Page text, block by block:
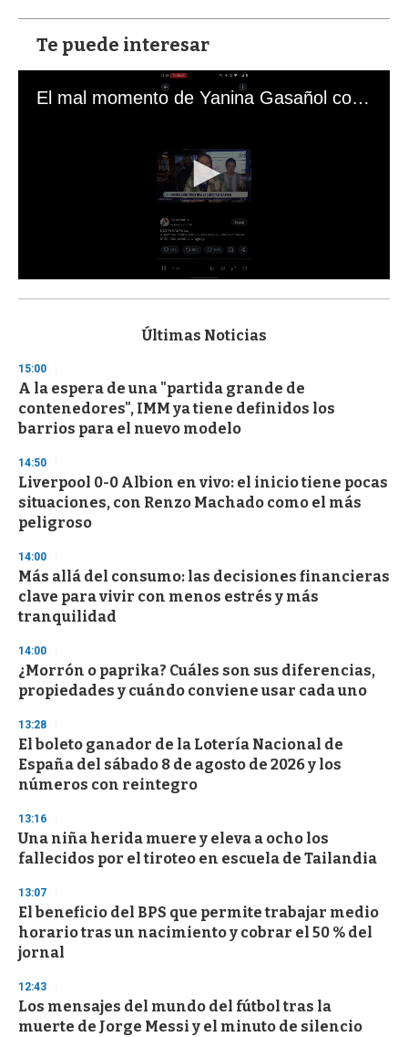
Te puede interesar
El mal momento de Yanina Gasañol con un hincha argentino en "Subrayado"
s
d
s
o
f
3
s
e
c
o
n
d
Últimas Noticias
15:00
A la espera de una "partida grande de
contenedores", IMM ya tiene definidos los
barrios para el nuevo modelo
14:50
Liverpool 0-0 Albion en vivo: el inicio tiene pocas
situaciones, con Renzo Machado como el más
peligroso
14:00
Más allá del consumo: las decisiones financieras
clave para vivir con menos estrés y más
tranquilidad
14:00
¿Morrón o paprika? Cuáles son sus diferencias,
propiedades y cuándo conviene usar cada uno
13:28
El boleto ganador de la Lotería Nacional de
España del sábado 8 de agosto de 2026 y los
números con reintegro
13:16
Una niña herida muere y eleva a ocho los
fallecidos por el tiroteo en escuela de Tailandia
13:07
El beneficio del BPS que permite trabajar medio
horario tras un nacimiento y cobrar el 50 % del
jornal
12:43
Los mensajes del mundo del fútbol tras la
muerte de Jorge Messi y el minuto de silencio